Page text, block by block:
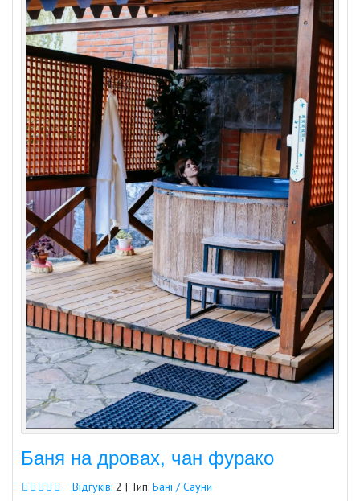
Баня на дровах, чан фурако
Відгуків: 2 | Тип: Бані / Сауни